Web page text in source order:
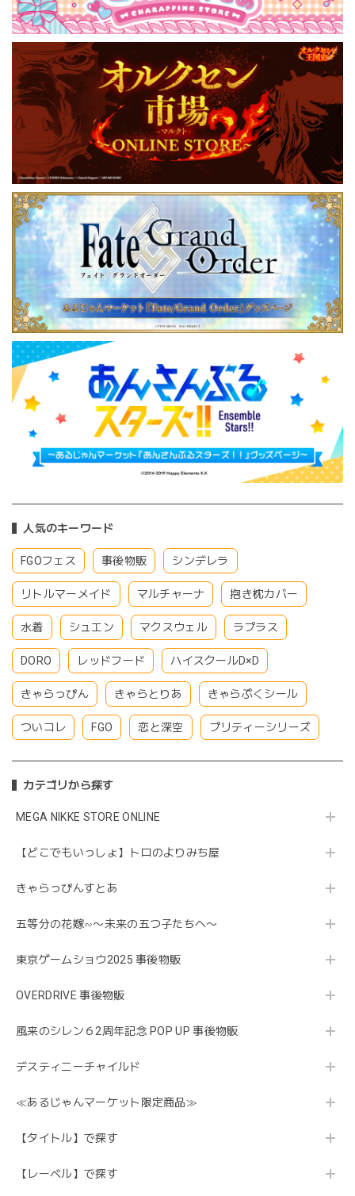
人気のキーワード
FGOフェス 事後物販 シンデレラ
リトルマーメイド マルチャーナ 抱き枕カバー
水着 シュエン マクスウェル ラプラス
DORO レッドフード ハイスクールD×D
きゃらっぴん きゃらとりあ きゃらぷくシール
ついコレ FGO 恋と深空 プリティーシリーズ
カテゴリから探す
MEGA NIKKE STORE ONLINE
【どこでもいっしょ】トロのよりみち屋
きゃらっぴんすとあ
五等分の花嫁∽〜未来の五つ子たちへ〜
東京ゲームショウ2025 事後物販
OVERDRIVE 事後物販
風来のシレン６2周年記念 POP UP 事後物販
デスティニーチャイルド
≪あるじゃんマーケット限定商品≫
【タイトル】で探す
【レーベル】で探す